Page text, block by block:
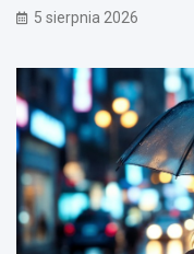
5 sierpnia 2026